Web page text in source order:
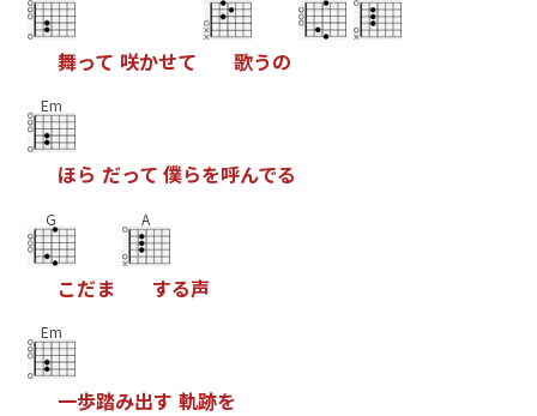
舞って 咲かせて 歌うの
Em
ほら だって 僕らを呼んでる
G
こだま
A
する声
Em
一歩踏み出す 軌跡を